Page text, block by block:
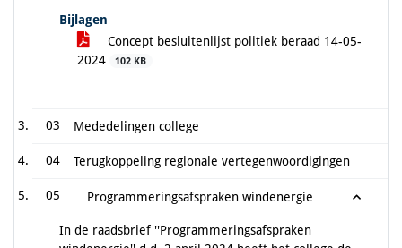
Bijlagen
Concept besluitenlijst politiek beraad 14-05-
2024
102 KB
03 Mededelingen college
04 Terugkoppeling regionale vertegenwoordigingen
05 Programmeringsafspraken windenergie
In de raadsbrief ''Programmeringsafspraken